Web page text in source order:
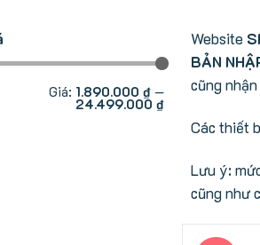
Giá: 1.890.000 ₫—
24.499.000 ₫
Website
BẢN
cũng
Các thiết
Lưu ý:
cũng như